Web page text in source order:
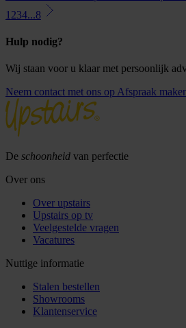
1 234...8
Hulp nodig?
Wij staan voor u klaar met persoonlijk
Neem contact met ons op Afspraak
De schoonheid van perfectie
Over ons
Over upstairs
Upstairs op tv
Veelgestelde vragen
Vacatures
Nuttige informatie
Stalen bestellen
Showrooms
Klantenservice